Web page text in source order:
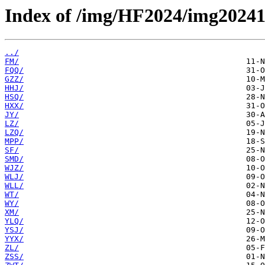
Index of /img/HF2024/
../
FM/
FQQ/
GZZ/
HHJ/
HSQ/
HXX/
JY/
LZ/
LZQ/
MPP/
SF/
SMD/
WJZ/
WLJ/
WLL/
WT/
WY/
XM/
YLQ/
YSJ/
YYX/
ZL/
ZSS/